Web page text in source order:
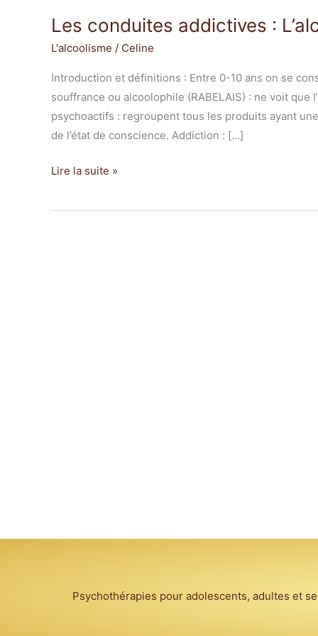
Les conduites addictives :
L'alcoolisme / Celine
Introduction et définitions : Entre 0-10 ans on se
souffrance ou alcoolophile (RABELAIS) : ne voit que
psychoactifs : regroupent tous les produits ayant
de l’état de conscience. Addiction : […]
Lire la suite »
Psychothérapies pour adolescents, adultes et